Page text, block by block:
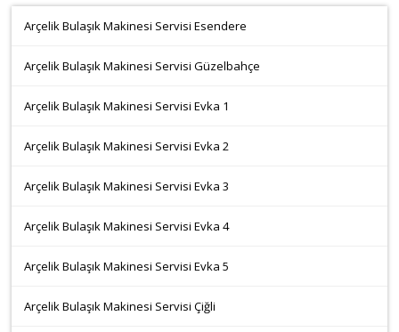
Arçelik Bulaşık Makinesi Servisi Esendere
Arçelik Bulaşık Makinesi Servisi Güzelbahçe
Arçelik Bulaşık Makinesi Servisi Evka 1
Arçelik Bulaşık Makinesi Servisi Evka 2
Arçelik Bulaşık Makinesi Servisi Evka 3
Arçelik Bulaşık Makinesi Servisi Evka 4
Arçelik Bulaşık Makinesi Servisi Evka 5
Arçelik Bulaşık Makinesi Servisi Çiğli